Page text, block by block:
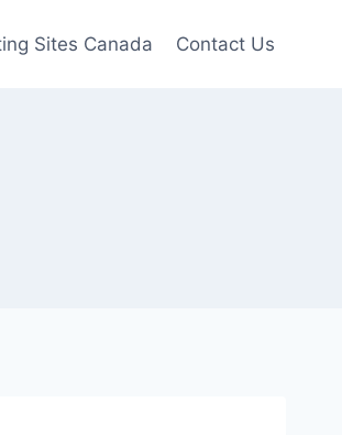
Sites Canada Contact Us